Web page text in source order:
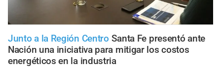
Junto a la Región Centro Santa Fe presentó ante
Nación una iniciativa para mitigar los costos
energéticos en la industria